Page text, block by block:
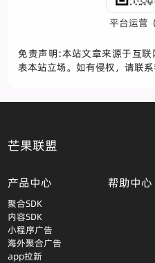
平台运营
免责声明:本站文章来源于互
表本站立场。如有侵权，请联系
芒果联盟
产品中心
聚合SDK
内容SDK
小程序广告
海外聚合广告
app拉新
帮助中心